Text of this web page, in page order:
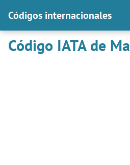
Códigos internacionales
Código IATA de